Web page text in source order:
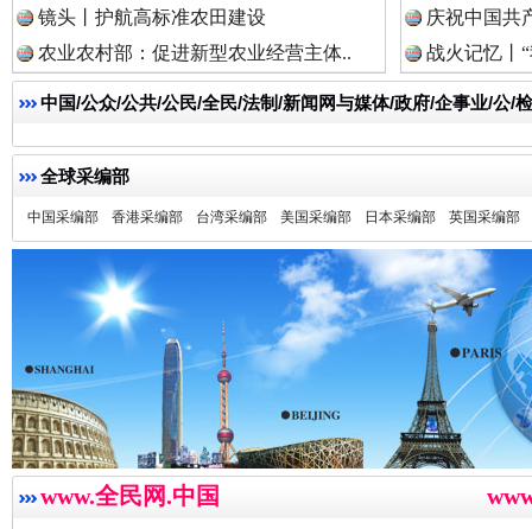
镜头丨护航高标准农田建设
农业农村部：促进新型农业经营主体..
庆祝中国共
战火记忆丨
中国/公众/公共/公民/全民/法制/新闻网与媒体/政府/企事业/公/
全球采编部
中国采编部 香港采编部 台湾采编部 美国采编部 日本采编部 英国采编部
www.全民网.中国